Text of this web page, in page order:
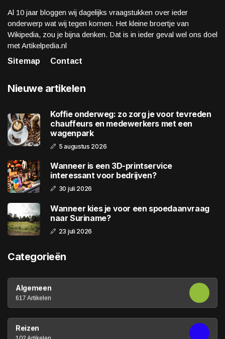
Al 10 jaar bloggen wij dagelijks vraagstukken over ieder
onderwerp wat wij tegen komen. Het kleine broertje van
Wikipedia, zou je bijna denken. Dat is in ieder geval wel ons doel
met Artikelpedia.nl
Sitemap
Contact
Nieuwe artikelen
Koffie onderweg: zo zorg je voor tevreden
chauffeurs en medewerkers met een
wagenpark
5 augustus 2026
Wanneer is een 3D-printservice
interessant voor bedrijven?
30 juli 2026
Wanneer kies je voor een spoedaanvraag
naar Suriname?
23 juli 2026
Categorieën
Algemeen
617 Artikelen
Reizen